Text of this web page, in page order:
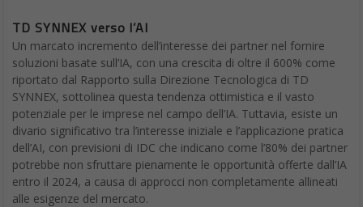
TD SYNNEX verso l’AI
Un marcato incremento dell’interesse dei partner nel fornire
soluzioni basate sull’IA, con una crescita di oltre il 600% come
riportato dal Rapporto sulla Direzione Tecnologica di TD
SYNNEX, sottolinea questa tendenza ottimistica e il vasto
potenziale per le imprese nel campo dell’IA. Tuttavia, esiste un
divario significativo tra l’interesse iniziale e l’applicazione pratica
dell’AI, con previsioni di IDC che indicano come l’80% dei partner
potrebbe non sfruttare pienamente le opportunità offerte dall’IA
entro il 2024, a causa di approcci non completamente allineati
alle esigenze del mercato.